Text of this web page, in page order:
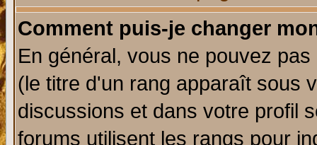
Comment puis-je changer
En général, vous ne pouvez
(le titre d'un rang apparaît sous
discussions et dans votre profil
forums utilisent les rangs pour